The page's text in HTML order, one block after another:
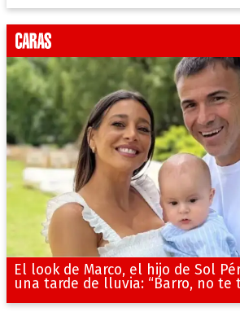
El look de Marco, el hijo de Sol
una tarde de lluvia: “Barro, no te